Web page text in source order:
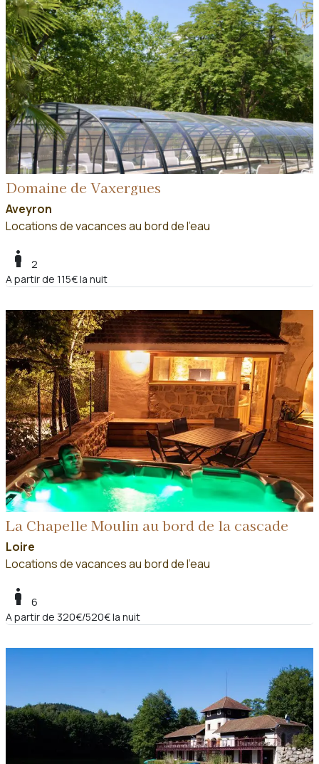
Domaine de Vaxergues
Aveyron
Locations de vacances au bord de l'eau
boy
2
A partir de 115€ la nuit
La Chapelle Moulin au bord de la cascade
Loire
Locations de vacances au bord de l'eau
boy
6
A partir de 320€/520€ la nuit